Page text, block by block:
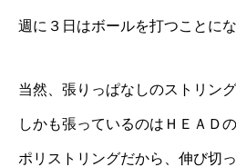
週に３日はボールを打つことにな
当然、張りっぱなしのストリン
しかも張っているのはＨＥＡＤ
ポリストリングだから、伸び切